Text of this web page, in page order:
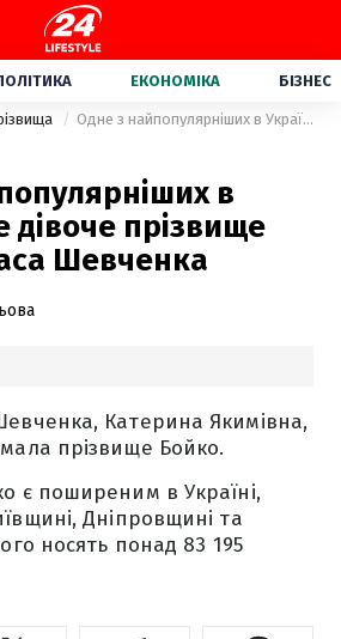
ЕКОНОМІКА БІЗНЕС
Одне з найпопулярніших в Україні: яке дівоче прізвище матері Тараса Шевченка
в
дівоче прізвище
Шевченка
Катерина Якимівна,
прізвище Бойко.
є поширеним в Україні,
Дніпровщині та
носять понад 83 195